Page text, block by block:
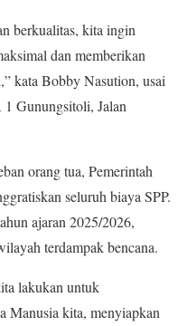
berkualitas, kita ingin
dan memberikan
kata Bobby Nasution, usai
Gunungsitoli, Jalan
orang tua, Pemerintah
seluruh biaya SPP.
ajaran 2025/2026,
terdampak bencana.
lakukan untuk
Manusia kita, menyiapkan